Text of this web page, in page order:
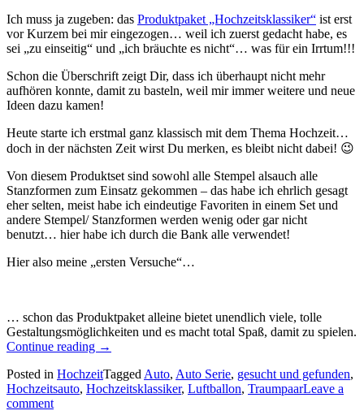
Ich muss ja zugeben: das Produktpaket „Hochzeitsklassiker“ ist erst
vor Kurzem bei mir eingezogen… weil ich zuerst gedacht habe, es
sei „zu einseitig“ und „ich bräuchte es nicht“… was für ein Irrtum!!!
Schon die Überschrift zeigt Dir, dass ich überhaupt nicht mehr
aufhören konnte, damit zu basteln, weil mir immer weitere und neue
Ideen dazu kamen!
Heute starte ich erstmal ganz klassisch mit dem Thema Hochzeit…
doch in der nächsten Zeit wirst Du merken, es bleibt nicht dabei! 😉
Von diesem Produktset sind sowohl alle Stempel alsauch alle
Stanzformen zum Einsatz gekommen – das habe ich ehrlich gesagt
eher selten, meist habe ich eindeutige Favoriten in einem Set und
andere Stempel/ Stanzformen werden wenig oder gar nicht
benutzt… hier habe ich durch die Bank alle verwendet!
Hier also meine „ersten Versuche“…
… schon das Produktpaket alleine bietet unendlich viele, tolle
Gestaltungsmöglichkeiten und es macht total Spaß, damit zu spielen.
Continue reading „Auto
diese
Hochzeitskarten
→
Posted in HochzeitTagged Auto, Auto Serie, gesucht und gefunden,
Hochzeitsauto, Hochzeitsklassiker, Luftballon, TraumpaarLeave a
comment